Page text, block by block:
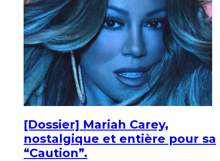
[Dossier] Mariah Carey,
nostalgique et entière pour sa
“Caution”.